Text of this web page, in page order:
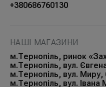
+380686760130
НАШІ МАГАЗИНИ
м.Тернопіль, ринок
м.Тернопіль, вул.
м.Тернопіль, вул. Миру,
м.Тернопіль, вул. Івана